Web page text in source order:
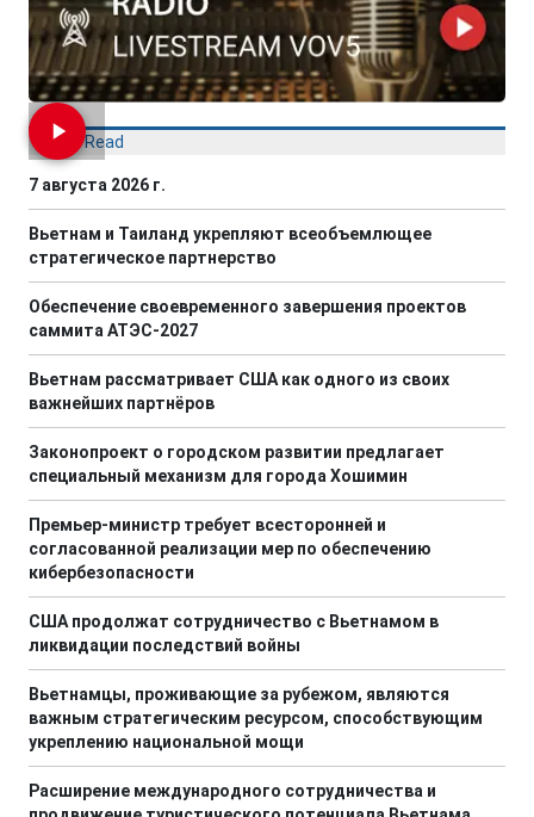
Most Read
7 августа 2026 г.
Вьетнам и Таиланд укрепляют всеобъемлющее
стратегическое партнерство
Обеспечение своевременного завершения проектов
саммита АТЭС-2027
Вьетнам рассматривает США как одного из своих
важнейших партнёров
Законопроект о городском развитии предлагает
специальный механизм для города Хошимин
Премьер-министр требует всесторонней и
согласованной реализации мер по обеспечению
кибербезопасности
США продолжат сотрудничество с Вьетнамом в
ликвидации последствий войны
Вьетнамцы, проживающие за рубежом, являются
важным стратегическим ресурсом, способствующим
укреплению национальной мощи
Расширение международного сотрудничества и